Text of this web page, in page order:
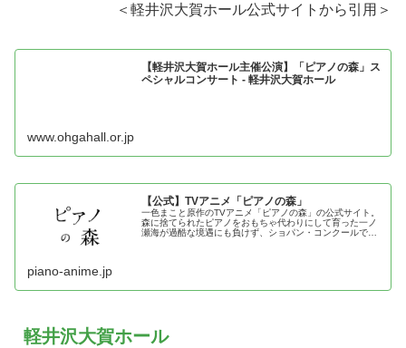
＜軽井沢大賀ホール公式サイトから引用＞
【軽井沢大賀ホール主催公演】「ピアノの森」ス
ペシャルコンサート - 軽井沢大賀ホール
www.ohgahall.or.jp
【公式】TVアニメ「ピアノの森」
一色まこと原作のTVアニメ「ピアノの森」の公式サイト。
森に捨てられたピアノをおもちゃ代わりにして育った一ノ
瀬海が過酷な境遇にも負けず、ショパン・コンクールで世
piano-anime.jp
軽井沢大賀ホール